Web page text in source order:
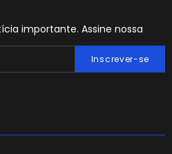
importante. Assine nossa
Inscrever-se